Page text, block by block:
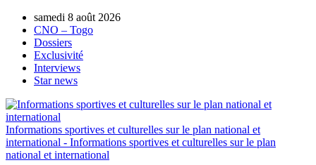
samedi 8 août 2026
CNO – Togo
Dossiers
Exclusivité
Interviews
Star news
Informations sportives et culturelles sur le plan national et
international - Informations sportives et culturelles sur le plan
national et international
AUTORISATION DE LA HAAC N°0134/